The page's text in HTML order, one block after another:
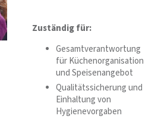
Zuständig für:
Gesamtverantwortung
für Küchenorganisation
und Speisenangebot
Qualitätssicherung und
Einhaltung von
Hygienevorgaben